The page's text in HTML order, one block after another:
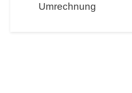
Umrechnung